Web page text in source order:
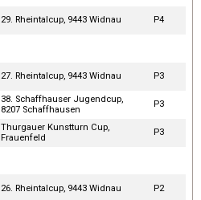
29. Rheintalcup, 9443 Widnau P4
27. Rheintalcup, 9443 Widnau P3
38. Schaffhauser Jugendcup,
8207 Schaffhausen
P3
Thurgauer Kunstturn Cup,
Frauenfeld
P3
26. Rheintalcup, 9443 Widnau P2